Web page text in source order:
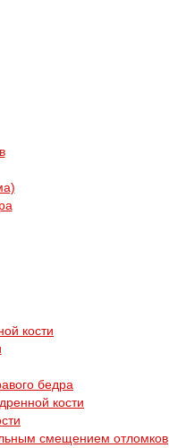
кости
бедра
кости
смещением отломков